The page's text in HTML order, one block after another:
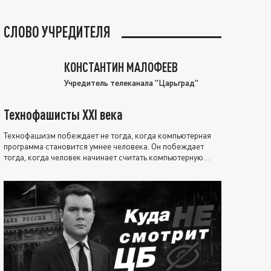
СЛОВО УЧРЕДИТЕЛЯ
КОНСТАНТИН МАЛОФЕЕВ
Учредитель телеканала "Царьград"
Технофашисты XXI века
Технофашизм побеждает не тогда, когда компьютерная
программа становится умнее человека. Он побеждает
тогда, когда человек начинает считать компьютерную